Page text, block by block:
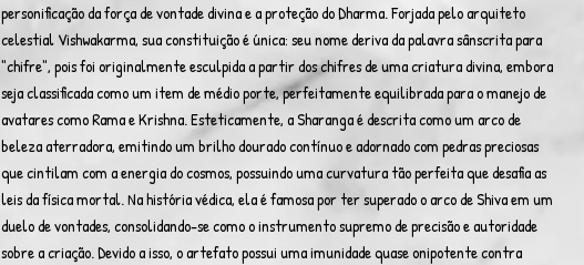
personificação da força de vontade divina e a proteção do Dharma. Forjada pelo arquiteto
celestial Vishwakarma, sua constituição é única: seu nome deriva da palavra sânscrita para
"chifre", pois foi originalmente esculpida a partir dos chifres de uma criatura divina, embora
seja classificada como um item de médio porte, perfeitamente equilibrada para o manejo de
avatares como Rama e Krishna. Esteticamente, a Sharanga é descrita como um arco de
beleza aterradora, emitindo um brilho dourado contínuo e adornado com pedras preciosas
que cintilam com a energia do cosmos, possuindo uma curvatura tão perfeita que desafia as
leis da física mortal. Na história védica, ela é famosa por ter superado o arco de Shiva em um
duelo de vontades, consolidando-se como o instrumento supremo de precisão e autoridade
sobre a criação. Devido a isso, o artefato possui uma imunidade quase onipotente contra